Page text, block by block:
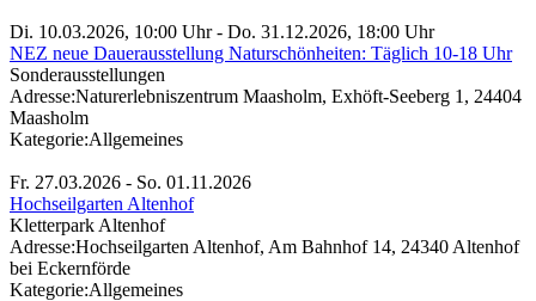
Di. 10.03.2026, 10:00 Uhr - Do. 31.12.2026, 18:00 Uhr
NEZ neue Dauerausstellung Naturschönheiten: Täglich 10-18 Uhr
Sonderausstellungen
Adresse:Naturerlebniszentrum Maasholm, Exhöft-Seeberg 1, 24404
Maasholm
Kategorie:Allgemeines
Fr. 27.03.2026 - So. 01.11.2026
Hochseilgarten Altenhof
Kletterpark Altenhof
Adresse:Hochseilgarten Altenhof, Am Bahnhof 14, 24340 Altenhof
bei Eckernförde
Kategorie:Allgemeines